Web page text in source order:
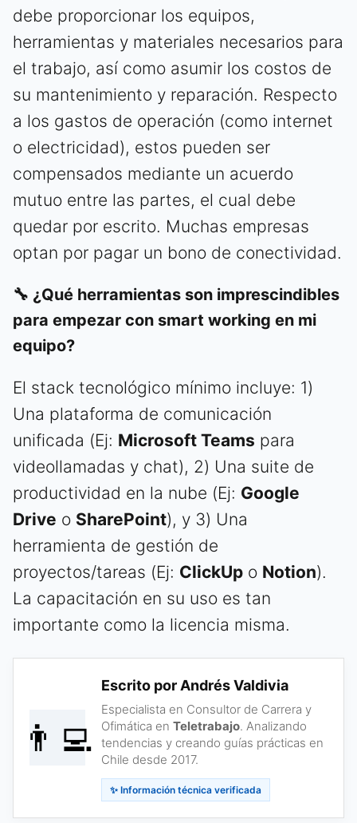
debe proporcionar los equipos,
herramientas y materiales necesarios para
el trabajo, así como asumir los costos de
su mantenimiento y reparación. Respecto
a los gastos de operación (como internet
o electricidad), estos pueden ser
compensados mediante un acuerdo
mutuo entre las partes, el cual debe
quedar por escrito. Muchas empresas
optan por pagar un bono de conectividad.
🔧 ¿Qué herramientas son imprescindibles
para empezar con smart working en mi
equipo?
El stack tecnológico mínimo incluye: 1)
Una plataforma de comunicación
unificada (Ej: Microsoft Teams para
videollamadas y chat), 2) Una suite de
productividad en la nube (Ej: Google
Drive o SharePoint), y 3) Una
herramienta de gestión de
proyectos/tareas (Ej: ClickUp o Notion).
La capacitación en su uso es tan
importante como la licencia misma.
👨‍💻
Escrito por Andrés Valdivia
Especialista en Consultor de Carrera y
Ofimática en Teletrabajo. Analizando
tendencias y creando guías prácticas en
Chile desde 2017.
✨ Información técnica verificada